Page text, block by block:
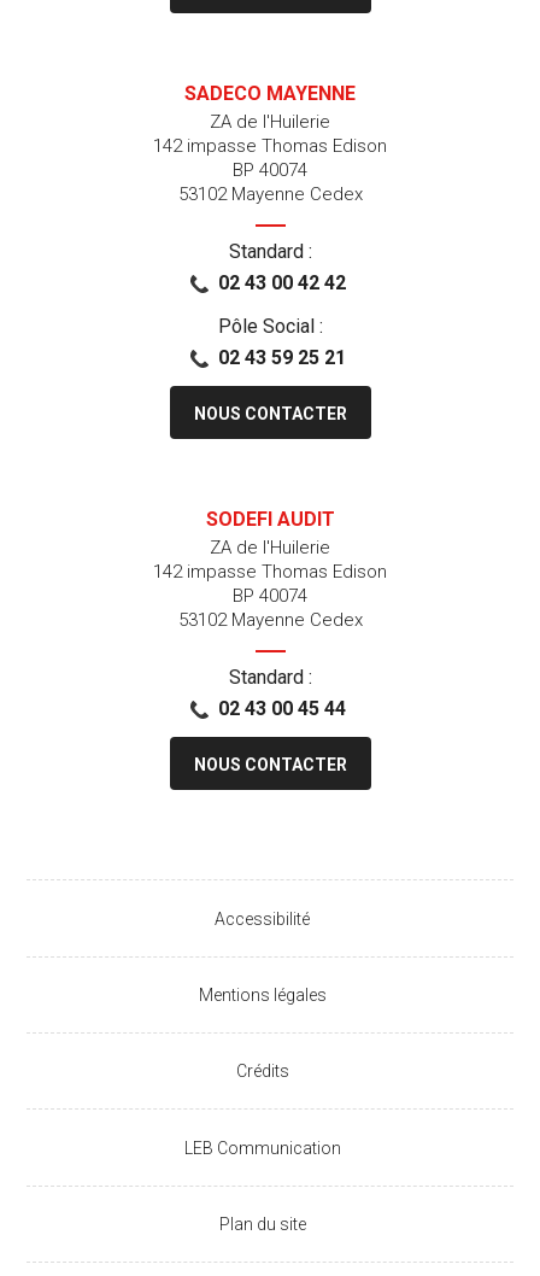
SADECO MAYENNE
ZA de l'Huilerie
142 impasse Thomas Edison
BP 40074
53102 Mayenne Cedex
Standard :
02 43 00 42 42
Pôle Social :
02 43 59 25 21
NOUS CONTACTER
SODEFI AUDIT
ZA de l'Huilerie
142 impasse Thomas Edison
BP 40074
53102 Mayenne Cedex
Standard :
02 43 00 45 44
NOUS CONTACTER
Accessibilité
Mentions légales
Crédits
LEB Communication
Plan du site